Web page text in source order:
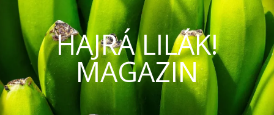
HAJRÁ LILÁK!
MAGAZIN